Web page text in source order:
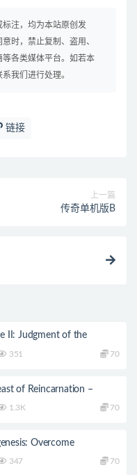
注，均为本站原创发
时，禁止复制、盗用、
各类媒体平台。如若本
我们进行处理。
链接
上一篇
传奇单机版B
II: Judgment of the
351 70
of Reincarnation –
1.3K 70
Overcome
347 70